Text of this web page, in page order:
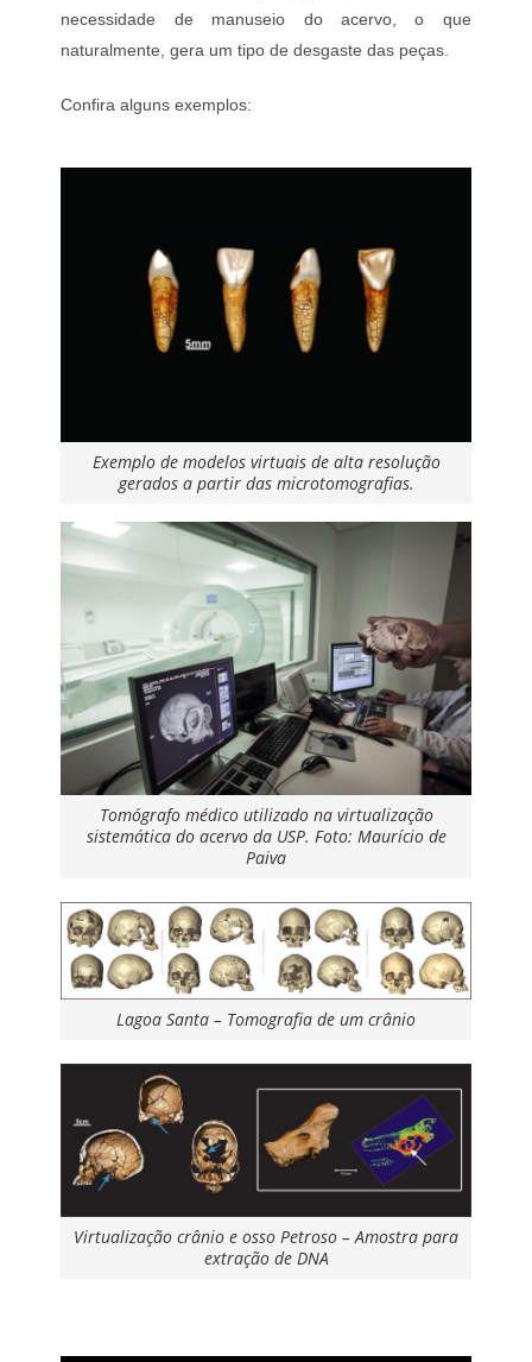
necessidade de manuseio do acervo, o que
naturalmente, gera um tipo de desgaste das peças.
Confira alguns exemplos:
Exemplo de modelos virtuais de alta resolução
gerados a partir das microtomografias.
Tomógrafo médico utilizado na virtualização
sistemática do acervo da USP. Foto: Maurício de
Paiva
Lagoa Santa – Tomografia de um crânio
Virtualização crânio e osso Petroso – Amostra para
extração de DNA